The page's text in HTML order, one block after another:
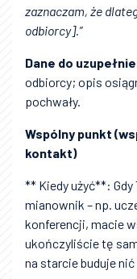
zaznaczam, że
odbiorcy].”
Dane do
odbiorcy; opis
pochwały.
Wspólny punkt
kontakt)
** Kiedy użyć**:
mianownik – np.
konferencji, macie
ukończyliście tę
na starcie buduje